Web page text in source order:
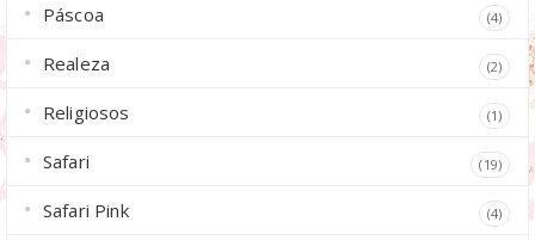
Páscoa (4)
Realeza (2)
Religiosos (1)
Safari (19)
Safari Pink (4)